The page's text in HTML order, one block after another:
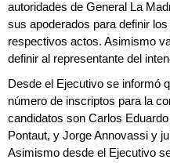
autoridades de General La
sus apoderados para definir
respectivos actos. Asimismo
definir al representante del
Desde el Ejecutivo se informó
número de inscriptos para la
candidatos son Carlos
Pontaut, y Jorge Annovassi y
Asimismo desde el Ejecutivo